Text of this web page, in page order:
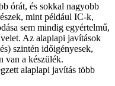
órát, és sokkal nagyobb
mint például IC-k,
sem mindig egyértelmű,
Az alaplapi javítások
szintén időigényesek,
van a készülék.
alaplapi javítás több